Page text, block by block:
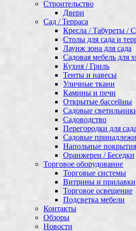
Строительство
Двери
Сад / Терраса
Кресла / Табуреты /
Столы для сада и
Лаунж зона для сада
Садовая мебель для
Кухня / Гриль
Тенты и навесы
Уличные ткани
Камины и печи
Открытые бассейны
Садовые
Садоводство
Перегородки для сада
Садовые
Напольные покрытия
Оранжереи / Беседки
Торговое оборудование
Торговые системы
Витрины и прилавки
Торговое освещение
Подсветка мебели
Контакты
Обзоры
Новости